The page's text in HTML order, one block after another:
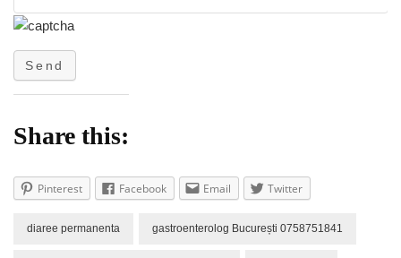
Send
Share this:
Pinterest Facebook Email Twitter
diaree permanenta gastroenterolog București 0758751841